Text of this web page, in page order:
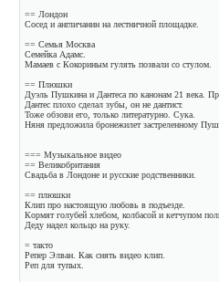
== Лондон
Сосед и англичанин на лестничной площадке.
== Семья Москва
Семейка Адамс.
Мамаев с Кокориным гулять позвали со стулом.
== Плюшки
Дуэль Пушкина и Дантеса по канонам 21 века.
Дантес плохо сделал зубы, он не дантист.
Тоже обзови его, только литературно. Сука.
Няня предложила бронежилет застреленному
=== Музыкальное видео
== Великобритания
Свадьба в Лондоне и русские родственники.
== плюшки
Клип про настоящую любовь в подъезде.
Кормят голубей хлебом, колбасой и кетчупом
Деду надел кольцо на руку.
= такто
Репер Элван. Как снять видео клип.
Реп для тупых.